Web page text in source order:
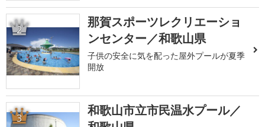
2
那賀スポーツレクリエーショ
ンセンター／和歌山県
子供の安全に気を配った屋外プールが夏季
開放
3
和歌山市立市民温水プール／